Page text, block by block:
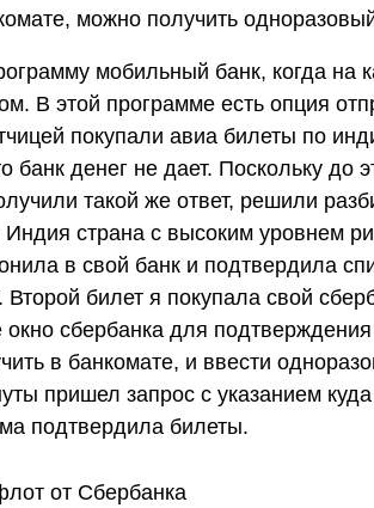
можно получить
мобильный банк, когда на
В этой программе есть опция
покупали авиа билеты по
банк денег не дает. Поскольку
такой же ответ, решили
страна с высоким уровнем
в свой банк и подтвердила
Второй билет я покупала свой
сбербанка для
в банкомате, и ввести
пришел запрос с указанием
подтвердила билеты.